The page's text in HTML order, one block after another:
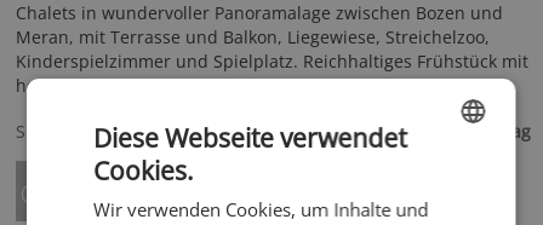
Chalets in wundervoller Panoramalage zwischen Bozen und
Meran, mit Terrasse und Balkon, Liegewiese, Streichelzoo,
Kinderspielzimmer und Spielplatz. Reichhaltiges Frühstück mit
hofeigenen Produkten!
Spezialisiert auf
ab160,- € pro Tag
GERMAN
Diese Webseite verwendet
Cookies.
Wir verwenden Cookies, um Inhalte und